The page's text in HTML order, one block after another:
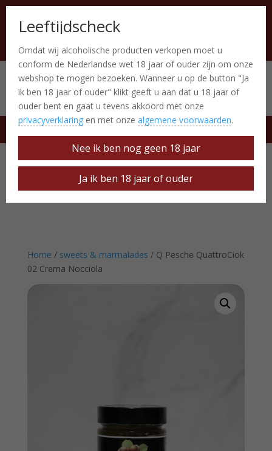
Italiaanse producten 0 Items
free delivery at € 50
Home / sweets & marmalades / Q Pesche QuattroCiok
02 Crema Nocciola
Leeftijdscheck
Omdat wij alcoholische producten verkopen moet u
conform de Nederlandse wet 18 jaar of ouder zijn om onze
webshop te mogen bezoeken. Wanneer u op de button "Ja
ik ben 18 jaar of ouder" klikt geeft u aan dat u 18 jaar of
ouder bent en gaat u tevens akkoord met onze
privacyverklaring en met onze algemene voorwaarden.
Nee ik ben nog geen 18 jaar
Ja ik ben 18 jaar of ouder